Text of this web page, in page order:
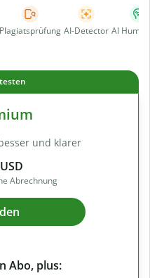
Plagiatsprüfung AI-Detector AI
und klarer
USD
Abrechnung
Abo, plus: